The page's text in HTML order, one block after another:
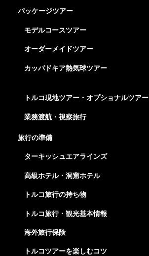
パッケージツアー
モデルコースツアー
オーダーメイドツアー
カッパドキア熱気球ツアー
トルコ現地ツアー・オプショナルツアー
業務渡航・視察旅行
旅行の準備
ターキッシュエアラインズ
高級ホテル・洞窟ホテル
トルコ旅行の持ち物
トルコ旅行・観光基本情報
海外旅行保険
トルコツアーを楽しむコツ